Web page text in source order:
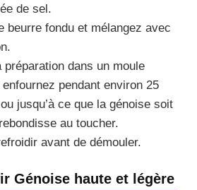
de sel.
beurre fondu et mélangez avec
préparation dans un moule
enfournez pendant environ 25
jusqu’à ce que la génoise soit
au toucher.
avant de démouler.
Génoise haute et légère